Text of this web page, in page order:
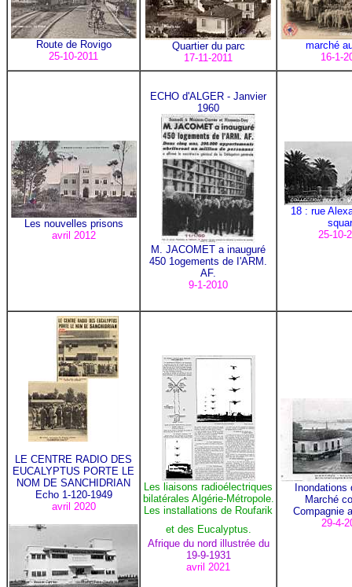
Route de Rovigo
25-10-2011
Quartier du parc
17-11-2011
marché
16-1-
Les nouvelles prisons
avril 2012
ECHO d'ALGER - Janvier
1960
M. JACOMET a inauguré
450 1ogements de I'ARM.
AF.
9-1-2010
18 : rue
25-10-
LE CENTRE RADIO DES
EUCALYPTUS PORTE LE
NOM DE SANCHIDRIAN
Echo 1-120-1949
avril 2020
Les liaisons radioélectriques
bilatérales Algérie-Métropole.
Les installations de Roufarik
et des Eucalyptus.
Afrique du nord illustrée du
19-9-1931
avril 2021
Inondations
Marché
Compagnie
29-4-